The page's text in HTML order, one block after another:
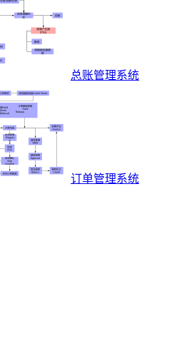
总账管理系统
订单管理系统